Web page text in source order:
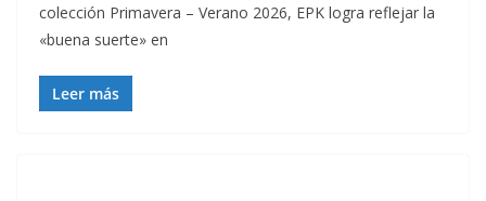
colección Primavera – Verano 2026, EPK logra reflejar la
«buena suerte» en
Leer más